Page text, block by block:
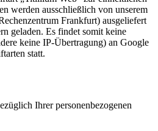
werden ausschließlich von unserem
Frankfurt) ausgeliefert
geladen. Es findet somit keine
keine IP-Übertragung) an Google
statt.
Ihrer personenbezogenen